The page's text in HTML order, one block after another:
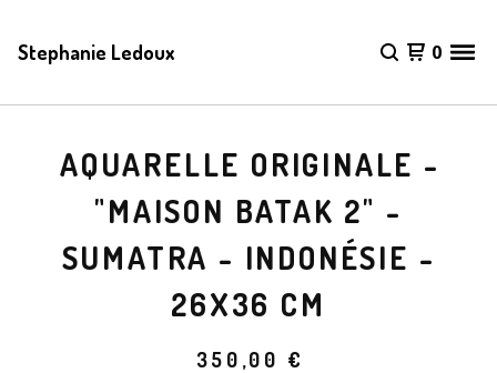
Stephanie Ledoux 0
AQUARELLE ORIGINALE -
"MAISON BATAK 2" -
SUMATRA - INDONÉSIE -
26X36 CM
350,00 €